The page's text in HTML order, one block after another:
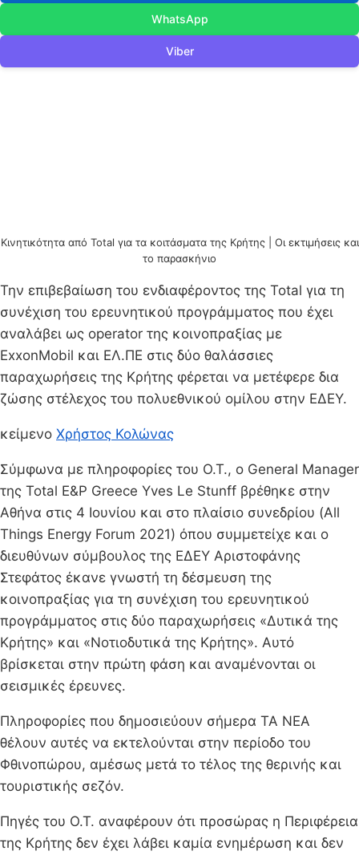
WhatsApp
Viber
Κινητικότητα από Total για τα κοιτάσματα της Κρήτης | Οι εκτιμήσεις και
το παρασκήνιο
Την επιβεβαίωση του ενδιαφέροντος της Total για τη
συνέχιση του ερευνητικού προγράμματος που έχει
αναλάβει ως operator της κοινοπραξίας με
ExxonMobil και ΕΛ.ΠΕ στις δύο θαλάσσιες
παραχωρήσεις της Κρήτης φέρεται να μετέφερε δια
ζώσης στέλεχος του πολυεθνικού ομίλου στην ΕΔΕΥ.
κείμενο Χρήστος Κολώνας
Σύμφωνα με πληροφορίες του Ο.Τ., ο General Manager
της Total E&P Greece Yves Le Stunff βρέθηκε στην
Αθήνα στις 4 Ιουνίου και στο πλαίσιο συνεδρίου (All
Things Energy Forum 2021) όπου συμμετείχε και ο
διευθύνων σύμβουλος της ΕΔΕΥ Αριστοφάνης
Στεφάτος έκανε γνωστή τη δέσμευση της
κοινοπραξίας για τη συνέχιση του ερευνητικού
προγράμματος στις δύο παραχωρήσεις «Δυτικά της
Κρήτης» και «Νοτιοδυτικά της Κρήτης». Αυτό
βρίσκεται στην πρώτη φάση και αναμένονται οι
σεισμικές έρευνες.
Πληροφορίες που δημοσιεύουν σήμερα ΤΑ ΝΕΑ
θέλουν αυτές να εκτελούνται στην περίοδο του
Φθινοπώρου, αμέσως μετά το τέλος της θερινής και
τουριστικής σεζόν.
Πηγές του Ο.Τ. αναφέρουν ότι προσώρας η Περιφέρεια
της Κρήτης δεν έχει λάβει καμία ενημέρωση και δεν